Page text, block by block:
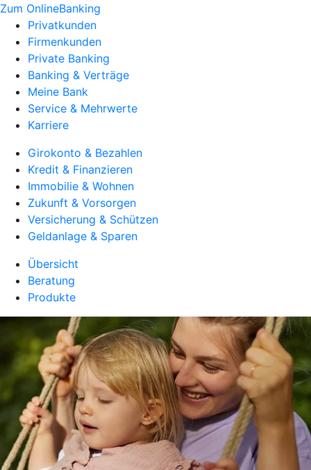
Zum OnlineBanking
Privatkunden
Firmenkunden
Private Banking
Banking & Verträge
Meine Bank
Service & Mehrwerte
Karriere
Girokonto & Bezahlen
Kredit & Finanzieren
Immobilie & Wohnen
Zukunft & Vorsorgen
Versicherung & Schützen
Geldanlage & Sparen
Übersicht
Beratung
Produkte